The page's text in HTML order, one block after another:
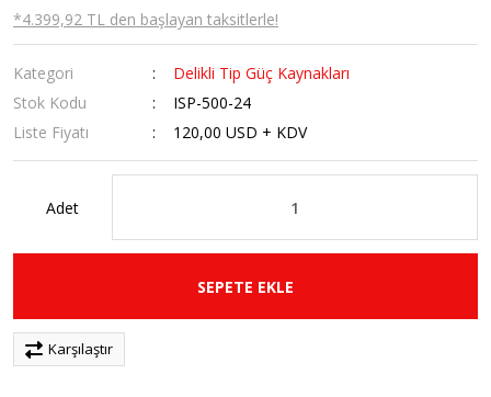
*4.399,92 TL den başlayan taksitlerle!
Kategori
Delikli Tip Güç Kaynakları
Stok Kodu
ISP-500-24
Liste Fiyatı
120,00 USD + KDV
Adet
SEPETE EKLE
Karşılaştır